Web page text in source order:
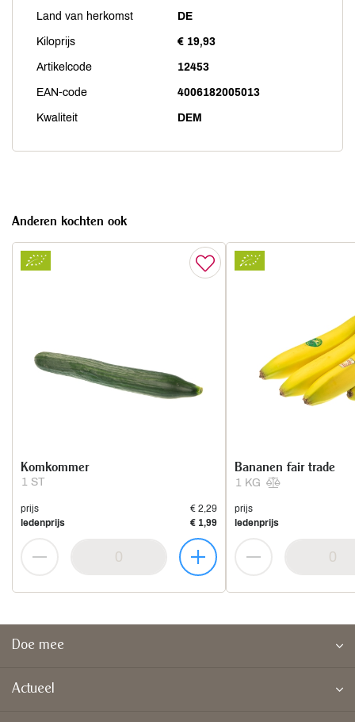
Land van herkomst DE
Kiloprijs € 19,93
Artikelcode 12453
EAN-code 4006182005013
Kwaliteit DEM
Anderen kochten ook
1 ST
Komkommer
prijs
€ 2,29
ledenprijs
€ 1,99
1 KG
Bananen fair trade
prijs
ledenprijs
Doe mee
Actueel